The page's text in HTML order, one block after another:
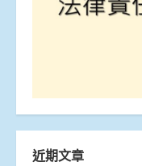
近期文章